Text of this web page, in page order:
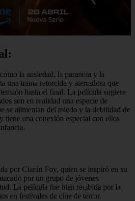
la ansiedad, la paranoia y la
una trama retorcida y aterradora que
hasta el final. La película sugiere
son en realidad una especie de
se alimentan del miedo y la debilidad de
tiene una conexión especial con ellos
por Ciarán Foy, quien se inspiró en su
por un grupo de jóvenes
La película fue bien recibida por la
en festivales de cine de terror.